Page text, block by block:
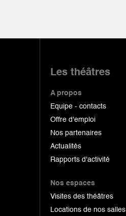
Les théâtres
A propos
Equipe - contacts
Offre d'emploi
Nos partenaires
Actualités
Rapports d'activité
Nos espaces
Visites des théâtres
Locations de nos salles